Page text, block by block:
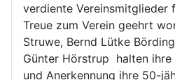
verdiente Vereinsmitglieder
Treue zum Verein geehrt
Struwe, Bernd Lütke
Günter Hörstrup halten ihre
und Anerkennung ihre 50-